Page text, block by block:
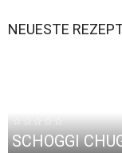
NEUESTE
☆☆☆☆☆
SCHOGGI